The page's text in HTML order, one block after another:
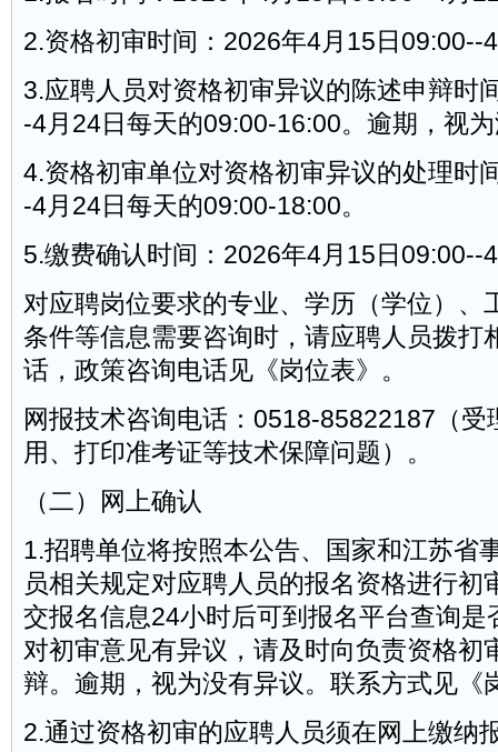
2.资格初审时间：2026年4月15日09:00--
3.应聘人员对资格初审异议的陈述申辩时
-4月24日每天的09:00-16:00。逾期，视
4.资格初审单位对资格初审异议的处理时
-4月24日每天的09:00-18:00。
5.缴费确认时间：2026年4月15日09:00--
对应聘岗位要求的专业、学历（学位）、
条件等信息需要咨询时，请应聘人员拨打
话，政策咨询电话见《岗位表》。
网报技术咨询电话：0518-85822187（受
用、打印准考证等技术保障问题）。
（二）网上确认
1.招聘单位将按照本公告、国家和江苏省
员相关规定对应聘人员的报名资格进行初
交报名信息24小时后可到报名平台查询是
对初审意见有异议，请及时向负责资格初
辩。逾期，视为没有异议。联系方式见《
2.通过资格初审的应聘人员须在网上缴纳